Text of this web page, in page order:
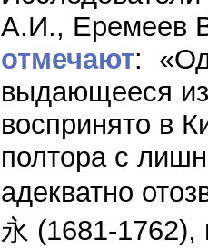
А.И., Еремеев
отмечают:
выдающееся
воспринято в
полтора с
адекватно
永 (1681-